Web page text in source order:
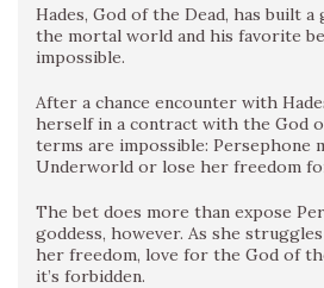
Hades, God of the Dead, has built
the mortal world and his favorite
impossible.
After a chance encounter with
herself in a contract with the God
terms are impossible: Persephone
Underworld or lose her freedom
The bet does more than expose
goddess, however. As she
her freedom, love for the God of
it’s forbidden.